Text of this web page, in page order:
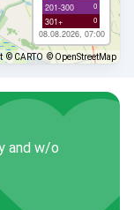
201-300 0
301+ 0
08.08.2026, 07:00
© CARTO © OpenStreetMap
and w/o